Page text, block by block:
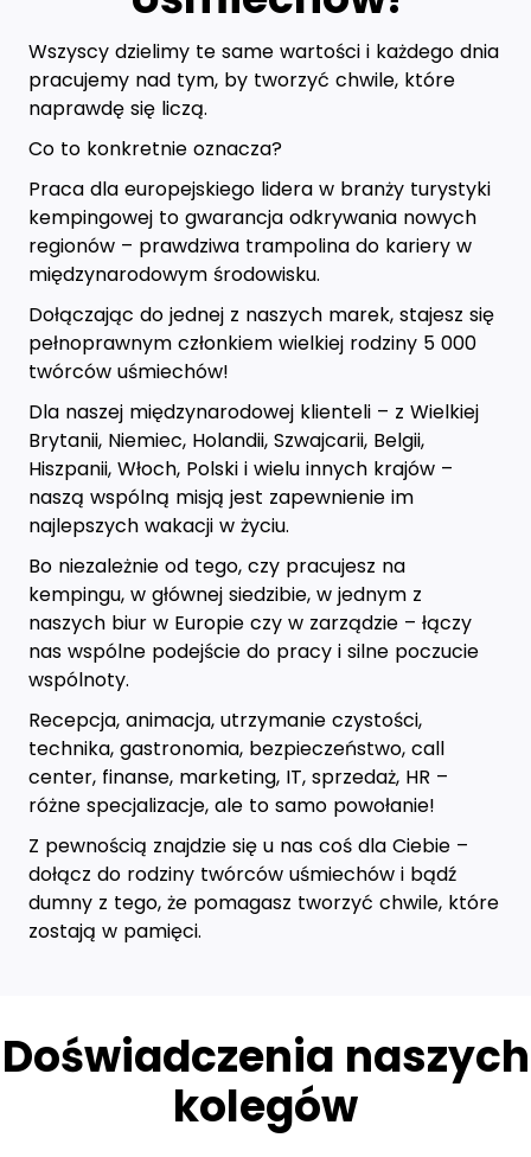
Wszyscy dzielimy te same wartości i każdego dnia
pracujemy nad tym, by tworzyć chwile, które
naprawdę się liczą.
Co to konkretnie oznacza?
Praca dla europejskiego lidera w branży turystyki
kempingowej to gwarancja odkrywania nowych
regionów – prawdziwa trampolina do kariery w
międzynarodowym środowisku.
Dołączając do jednej z naszych marek, stajesz się
pełnoprawnym członkiem wielkiej rodziny 5 000
twórców uśmiechów!
Dla naszej międzynarodowej klienteli – z Wielkiej
Brytanii, Niemiec, Holandii, Szwajcarii, Belgii,
Hiszpanii, Włoch, Polski i wielu innych krajów –
naszą wspólną misją jest zapewnienie im
najlepszych wakacji w życiu.
Bo niezależnie od tego, czy pracujesz na
kempingu, w głównej siedzibie, w jednym z
naszych biur w Europie czy w zarządzie – łączy
nas wspólne podejście do pracy i silne poczucie
wspólnoty.
Recepcja, animacja, utrzymanie czystości,
technika, gastronomia, bezpieczeństwo, call
center, finanse, marketing, IT, sprzedaż, HR –
różne specjalizacje, ale to samo powołanie!
Z pewnością znajdzie się u nas coś dla Ciebie –
dołącz do rodziny twórców uśmiechów i bądź
dumny z tego, że pomagasz tworzyć chwile, które
zostają w pamięci.
Doświadczenia naszych
kolegów